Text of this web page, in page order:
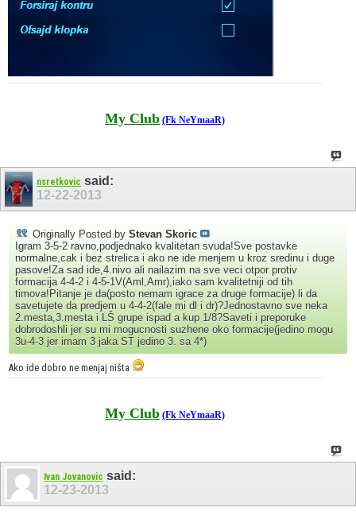
My Club (Fk NeYmaaR)
nsretkovic said:
12-22-2013
Originally Posted by Stevan Skoric
Igram 3-5-2 ravno,podjednako kvalitetan svuda!Sve postavke
normalne,cak i bez strelica i ako ne ide menjem u kroz sredinu i duge
pasove!Za sad ide,4.nivo ali nailazim na sve veci otpor protiv
formacija 4-4-2 i 4-5-1V(Aml,Amr),iako sam kvalitetniji od tih
timova!Pitanje je da(posto nemam igrace za druge formacije) li da
savetujete da predjem u 4-4-2(fale mi dl i dr)?Jednostavno sve neka
2.mesta,3.mesta i LŠ grupe ispad a kup 1/8?Saveti i preporuke
dobrodoshli jer su mi mogucnosti suzhene oko formacije(jedino mogu
3u-4-3 jer imam 3 jaka ST jedino 3. sa 4*)
Ako ide dobro ne menjaj ništa
My Club (Fk NeYmaaR)
Ivan Jovanovic said:
12-23-2013